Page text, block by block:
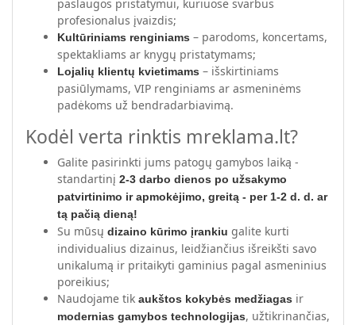
paslaugos pristatymui, kuriuose svarbus
profesionalus įvaizdis;
Kultūriniams renginiams – parodoms, koncertams,
spektakliams ar knygų pristatymams;
Lojalių klientų kvietimams – išskirtiniams
pasiūlymams, VIP renginiams ar asmeninėms
padėkoms už bendradarbiavimą.
Kodėl verta rinktis mreklama.lt?
Galite pasirinkti jums patogų gamybos laiką -
standartinį 2-3 darbo dienos po užsakymo
patvirtinimo ir apmokėjimo, greitą - per 1-2 d. d. ar
tą pačią dieną!
Su mūsų dizaino kūrimo įrankiu galite kurti
individualius dizainus, leidžiančius išreikšti savo
unikalumą ir pritaikyti gaminius pagal asmeninius
poreikius;
Naudojame tik aukštos kokybės medžiagas ir
modernias gamybos technologijas, užtikrinančias,